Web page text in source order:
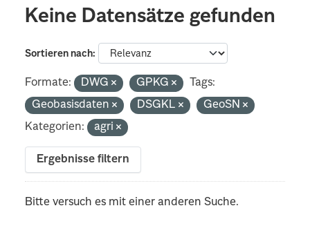
Keine Datensätze gefunden
Sortieren nach
Formate: DWG GPKG
Tags:
Geobasisdaten
DSGKL
GeoSN
Kategorien:
agri
Ergebnisse filtern
Bitte versuch es mit einer anderen Suche.